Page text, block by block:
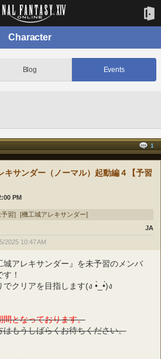
Character
Blog Events
1
キサンダー（ノーマル）起動編４【予習
PM
予習]
[機工城アレキサンダー]
JA
2025 10:47 AM
アレキサンダー』を未予習のメンバ
！
クリアを目指します(ง •̀_•́)ง
間となっております。
もうしばらくお待ちください。